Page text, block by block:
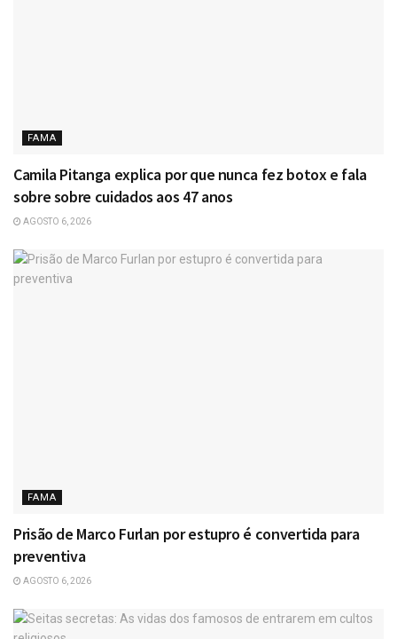
FAMA
Camila Pitanga explica por que nunca fez botox e fala
sobre sobre cuidados aos 47 anos
AGOSTO 6, 2026
FAMA
Prisão de Marco Furlan por estupro é convertida para
preventiva
AGOSTO 6, 2026